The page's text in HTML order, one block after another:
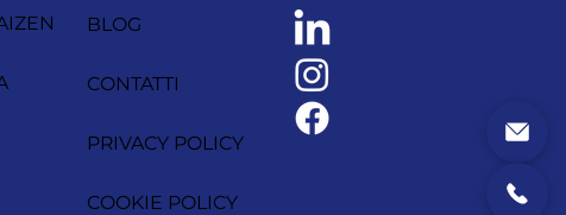
BLOG
CONTATTI
PRIVACY POLICY
COOKIE POLICY